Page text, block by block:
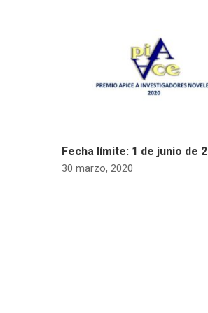
Fecha límite: 1 de junio de
30 marzo, 2020